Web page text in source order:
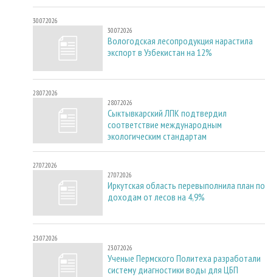
30.07.2026
30.07.2026
Вологодская лесопродукция нарастила
экспорт в Узбекистан на 12%
28.07.2026
28.07.2026
Сыктывкарский ЛПК подтвердил
соответствие международным
экологическим стандартам
27.07.2026
27.07.2026
Иркутская область перевыполнила план по
доходам от лесов на 4,9%
23.07.2026
23.07.2026
Ученые Пермского Политеха разработали
систему диагностики воды для ЦБП